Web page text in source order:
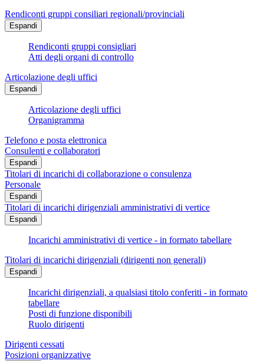
Rendiconti gruppi consiliari regionali/provinciali
Espandi
Rendiconti gruppi consigliari
Atti degli organi di controllo
Articolazione degli uffici
Espandi
Articolazione degli uffici
Organigramma
Telefono e posta elettronica
Consulenti e collaboratori
Espandi
Titolari di incarichi di collaborazione o consulenza
Personale
Espandi
Titolari di incarichi dirigenziali amministrativi di vertice
Espandi
Incarichi amministrativi di vertice - in formato tabellare
Titolari di incarichi dirigenziali (dirigenti non generali)
Espandi
Incarichi dirigenziali, a qualsiasi titolo conferiti - in formato
tabellare
Posti di funzione disponibili
Ruolo dirigenti
Dirigenti cessati
Posizioni organizzative